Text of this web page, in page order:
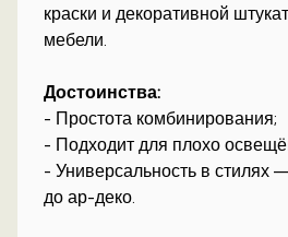
краски и декоративной
мебели.
Достоинства:
- Простота комбинирования;
- Подходит для плохо
- Универсальность в стилях
до ар-деко.